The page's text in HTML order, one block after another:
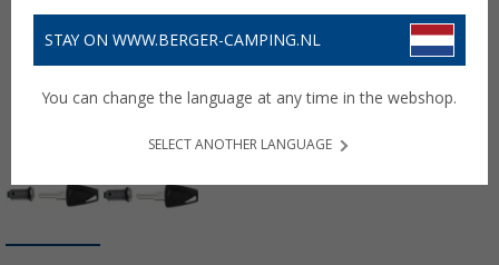
STAY ON WWW.BERGER-CAMPING.NL
You can change the language at any time in the webshop.
SELECT ANOTHER LANGUAGE